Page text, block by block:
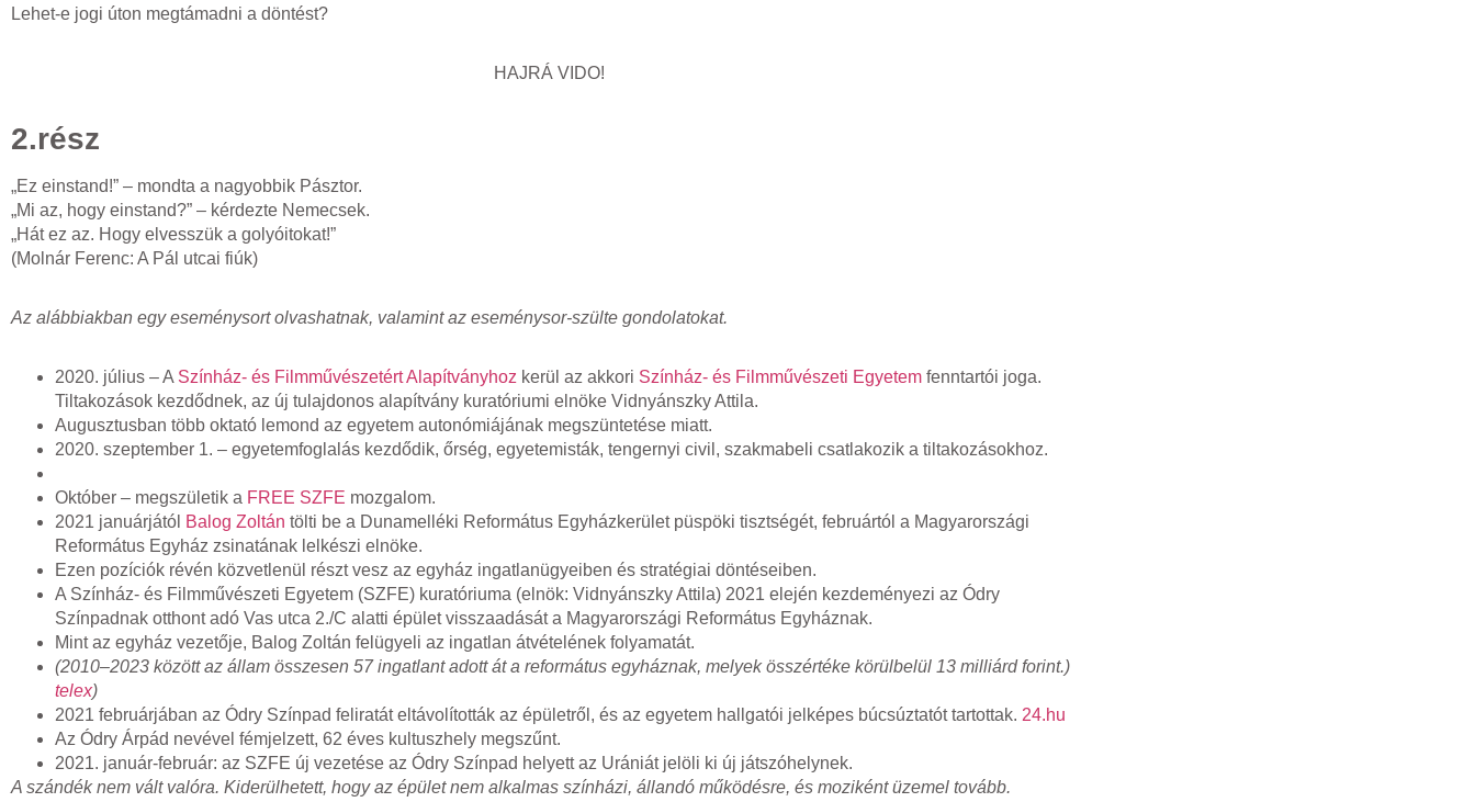
Lehet-e jogi úton megtámadni a döntést?
HAJRÁ VIDO!
2.rész
„Ez einstand!” – mondta a nagyobbik Pásztor.
„Mi az, hogy einstand?” – kérdezte Nemecsek.
„Hát ez az. Hogy elvesszük a golyóitokat!”
(Molnár Ferenc: A Pál utcai fiúk)
Az alábbiakban egy eseménysort olvashatnak, valamint az eseménysor-szülte gondolatokat.
2020. július – A Színház- és Filmművészetért Alapítványhoz kerül az akkori Színház- és Filmművészeti Egyetem fenntartói joga.
Tiltakozások kezdődnek, az új tulajdonos alapítvány kuratóriumi elnöke Vidnyánszky Attila.
Augusztusban több oktató lemond az egyetem autonómiájának megszüntetése miatt.
2020. szeptember 1. – egyetemfoglalás kezdődik, őrség, egyetemisták, tengernyi civil, szakmabeli csatlakozik a tiltakozásokhoz.
Október – megszületik a FREE SZFE mozgalom.
2021 januárjától Balog Zoltán tölti be a Dunamelléki Református Egyházkerület püspöki tisztségét, februártól a Magyarországi
Református Egyház zsinatának lelkészi elnöke.
Ezen pozíciók révén közvetlenül részt vesz az egyház ingatlanügyeiben és stratégiai döntéseiben.
A Színház- és Filmművészeti Egyetem (SZFE) kuratóriuma (elnök: Vidnyánszky Attila) 2021 elején kezdeményezi az Ódry
Színpadnak otthont adó Vas utca 2./C alatti épület visszaadását a Magyarországi Református Egyháznak.
Mint az egyház vezetője, Balog Zoltán felügyeli az ingatlan átvételének folyamatát.
(2010–2023 közöttaz állam összesen 57 ingatlantadott át a református egyháznak, melyek összértéke körülbelül 13 milliárd forint.)
telex)
2021 februárjában az Ódry Színpad feliratát eltávolították az épületről, és az egyetem hallgatói jelképes búcsúztatót tartottak. 24.hu
Az Ódry Árpád nevével fémjelzett, 62 éves kultuszhely megszűnt.
2021. január-február: az SZFE új vezetése az Ódry Színpad helyett az Urániát jelöli ki új játszóhelynek.
A szándék nem vált valóra. Kiderülhetett, hogy az épület nem alkalmas színházi, állandó működésre, és moziként üzemel tovább.